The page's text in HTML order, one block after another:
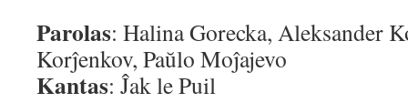
Parolas: Halina Gorecka, Aleksander
Korĵenkov, Paŭlo Moĵajevo
Kantas: Ĵak le Puil